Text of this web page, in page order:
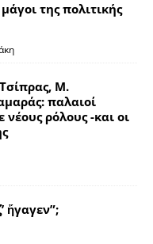
της πολιτικής
Μ.
παλαιοί
νέους ρόλους -και οι
ἤγαγεν”;